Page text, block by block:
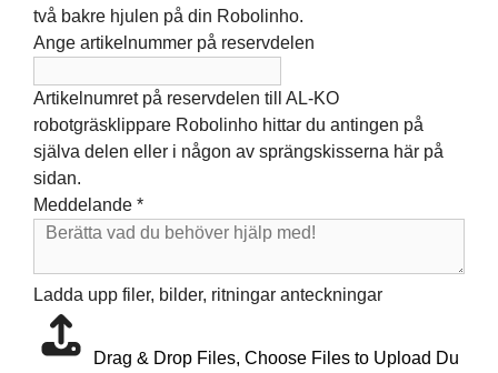
två bakre hjulen på din Robolinho.
Ange artikelnummer på reservdelen
Artikelnumret på reservdelen till AL-KO
robotgräsklippare Robolinho hittar du antingen på
själva delen eller i någon av sprängskisserna här på
sidan.
Meddelande *
Ladda upp filer, bilder, ritningar anteckningar
Drag & Drop Files, Choose Files to Upload Du